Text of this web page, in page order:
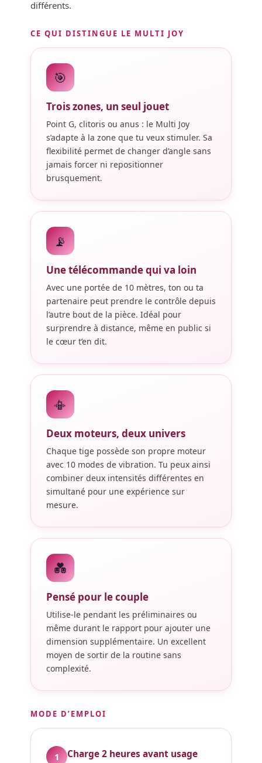
différents.
CE QUI DISTINGUE LE MULTI JOY
🎯
Trois zones, un seul jouet
Point G, clitoris ou anus : le Multi Joy
s’adapte à la zone que tu veux stimuler. Sa
flexibilité permet de changer d’angle sans
jamais forcer ni repositionner
brusquement.
📡
Une télécommande qui va loin
Avec une portée de 10 mètres, ton ou ta
partenaire peut prendre le contrôle depuis
l’autre bout de la pièce. Idéal pour
surprendre à distance, même en public si
le cœur t’en dit.
📳
Deux moteurs, deux univers
Chaque tige possède son propre moteur
avec 10 modes de vibration. Tu peux ainsi
combiner deux intensités différentes en
simultané pour une expérience sur
mesure.
💑
Pensé pour le couple
Utilise-le pendant les préliminaires ou
même durant le rapport pour ajouter une
dimension supplémentaire. Un excellent
moyen de sortir de la routine sans
complexité.
MODE D’EMPLOI
1 Charge 2 heures avant usage